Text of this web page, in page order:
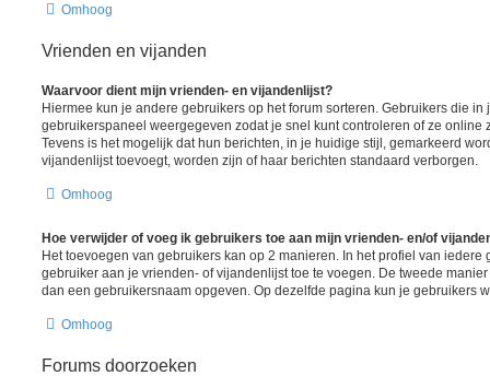
Omhoog
Vrienden en vijanden
Waarvoor dient mijn vrienden- en vijandenlijst?
Hiermee kun je andere gebruikers op het forum sorteren. Gebruikers die
gebruikerspaneel weergegeven zodat je snel kunt controleren of ze online
Tevens is het mogelijk dat hun berichten, in je huidige stijl, gemarkeerd
vijandenlijst toevoegt, worden zijn of haar berichten standaard verborgen.
Omhoog
Hoe verwijder of voeg ik gebruikers toe aan mijn vrienden- en/of
Het toevoegen van gebruikers kan op 2 manieren. In het profiel van iedere
gebruiker aan je vrienden- of vijandenlijst toe te voegen. De tweede
dan een gebruikersnaam opgeven. Op dezelfde pagina kun je gebruikers
Omhoog
Forums doorzoeken